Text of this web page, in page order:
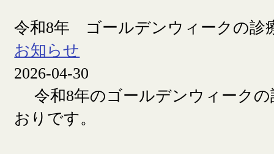
令和8年 ゴールデンウィークの診
お知らせ
2026-04-30
令和8年のゴールデンウィークの
おりです。